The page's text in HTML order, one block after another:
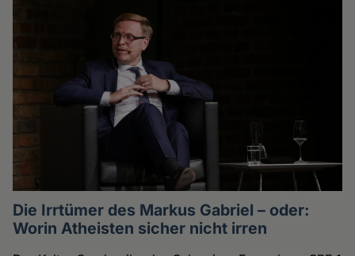
Die Irrtümer des Markus Gabriel – oder:
Worin Atheisten sicher nicht irren